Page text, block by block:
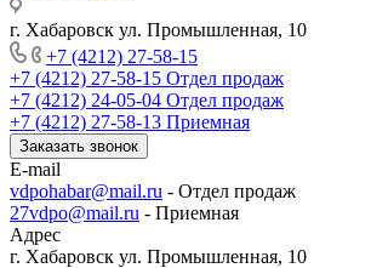
г. Хабаровск ул. Промышленная, 10
+7 (4212) 27-58-15
+7 (4212) 27-58-15 Отдел продаж
+7 (4212) 24-05-04 Отдел продаж
+7 (4212) 27-58-13 Приемная
Заказать звонок
E-mail
vdpohabar@mail.ru - Отдел продаж
27vdpo@mail.ru - Приемная
Адрес
г. Хабаровск ул. Промышленная, 10